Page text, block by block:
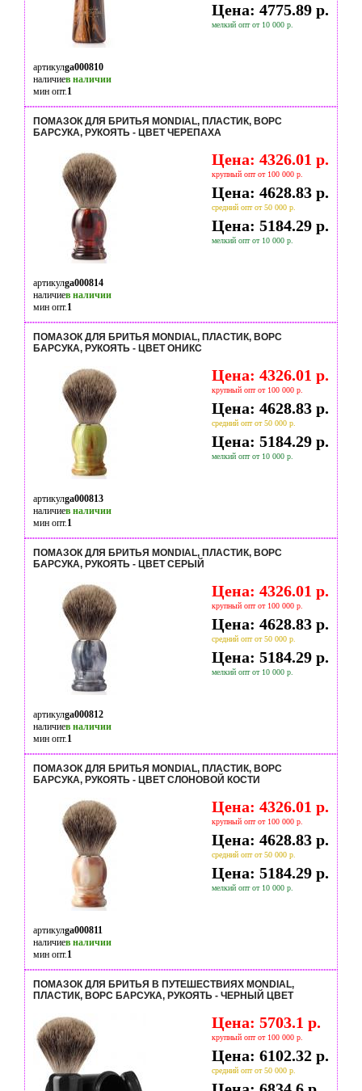
Цена: 4775.89 р.
мелкий опт от 10 000 р.
артикулga000810
наличиев наличии
мин опт.1
ПОМАЗОК ДЛЯ БРИТЬЯ MONDIAL, ПЛАСТИК, ВОРС
БАРСУКА, РУКОЯТЬ - ЦВЕТ ЧЕРЕПАХА
Цена: 4326.01 р.
крупный опт от 100 000 р.
Цена: 4628.83 р.
средний опт от 50 000 р.
Цена: 5184.29 р.
мелкий опт от 10 000 р.
артикулga000814
наличиев наличии
мин опт.1
ПОМАЗОК ДЛЯ БРИТЬЯ MONDIAL, ПЛАСТИК, ВОРС
БАРСУКА, РУКОЯТЬ - ЦВЕТ ОНИКС
Цена: 4326.01 р.
крупный опт от 100 000 р.
Цена: 4628.83 р.
средний опт от 50 000 р.
Цена: 5184.29 р.
мелкий опт от 10 000 р.
артикулga000813
наличиев наличии
мин опт.1
ПОМАЗОК ДЛЯ БРИТЬЯ MONDIAL, ПЛАСТИК, ВОРС
БАРСУКА, РУКОЯТЬ - ЦВЕТ СЕРЫЙ
Цена: 4326.01 р.
крупный опт от 100 000 р.
Цена: 4628.83 р.
средний опт от 50 000 р.
Цена: 5184.29 р.
мелкий опт от 10 000 р.
артикулga000812
наличиев наличии
мин опт.1
ПОМАЗОК ДЛЯ БРИТЬЯ MONDIAL, ПЛАСТИК, ВОРС
БАРСУКА, РУКОЯТЬ - ЦВЕТ СЛОНОВОЙ КОСТИ
Цена: 4326.01 р.
крупный опт от 100 000 р.
Цена: 4628.83 р.
средний опт от 50 000 р.
Цена: 5184.29 р.
мелкий опт от 10 000 р.
артикулga000811
наличиев наличии
мин опт.1
ПОМАЗОК ДЛЯ БРИТЬЯ В ПУТЕШЕСТВИЯХ MONDIAL,
ПЛАСТИК, ВОРС БАРСУКА, РУКОЯТЬ - ЧЕРНЫЙ ЦВЕТ
Цена: 5703.1 р.
крупный опт от 100 000 р.
Цена: 6102.32 р.
средний опт от 50 000 р.